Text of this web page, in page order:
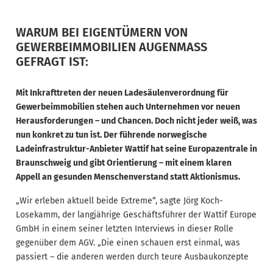
WARUM BEI EIGENTÜMERN VON
GEWERBEIMMOBILIEN AUGENMASS G
EFRAGT IST:
Mit Inkrafttreten der neuen Ladesäulenverordnung für
Gewerbeimmobilien stehen auch Unternehmen vor neuen
Herausforderungen – und Chancen. Doch nicht jeder weiß, was
nun konkret zu tun ist. Der führende norwegische
Ladeinfrastruktur-Anbieter Wattif hat seine Europazentrale in
Braunschweig und gibt Orientierung – mit einem klaren
Appell an gesunden Menschenverstand statt Aktionismus.
„Wir erleben aktuell beide Extreme“, sagte Jörg Koch-
Losekamm, der langjährige Geschäftsführer der Wattif Europe
GmbH in einem seiner letzten Interviews in dieser Rolle
gegenüber dem AGV. „Die einen schauen erst einmal, was
passiert – die anderen werden durch teure Ausbaukonzepte